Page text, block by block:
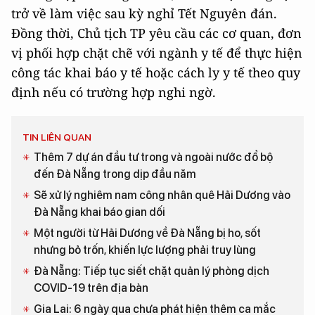
trở về làm việc sau kỳ nghỉ Tết Nguyên đán.
Đồng thời, Chủ tịch TP yêu cầu các cơ quan, đơn
vị phối hợp chặt chẽ với ngành y tế để thực hiện
công tác khai báo y tế hoặc cách ly y tế theo quy
định nếu có trường hợp nghi ngờ.
TIN LIÊN QUAN
Thêm 7 dự án đầu tư trong và ngoài nước đổ bộ
đến Đà Nẵng trong dịp đầu năm
Sẽ xử lý nghiêm nam công nhân quê Hải Dương vào
Đà Nẵng khai báo gian dối
Một người từ Hải Dương về Đà Nẵng bị ho, sốt
nhưng bỏ trốn, khiến lực lượng phải truy lùng
Đà Nẵng: Tiếp tục siết chặt quản lý phòng dịch
COVID-19 trên địa bàn
Gia Lai: 6 ngày qua chưa phát hiện thêm ca mắc